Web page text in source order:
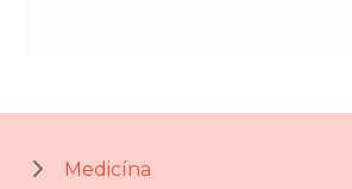
Medicína